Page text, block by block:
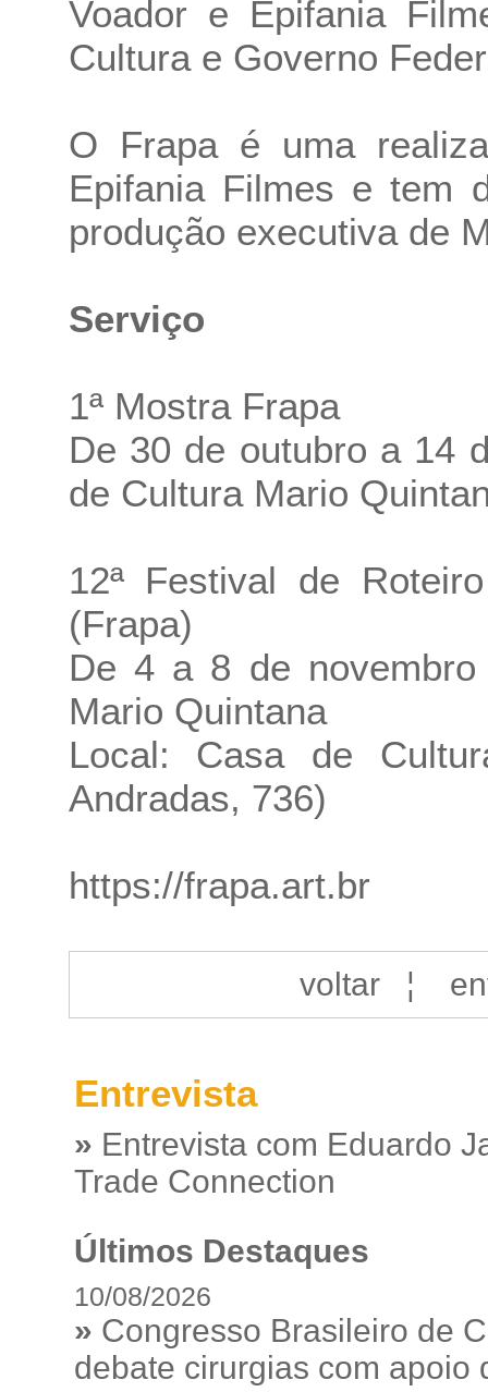
Voador e Epifania
Cultura e Governo
O Frapa é uma
Epifania Filmes e tem
produção executiva de
Serviço
1ª Mostra Frapa
De 30 de outubro a 14
de Cultura Mario
12ª Festival de
(Frapa)
De 4 a 8 de
Mario Quintana
Local: Casa de
Andradas, 736)
https://frapa.art.br
voltar¦
Entrevista
» Entrevista com Eduardo
Trade Connection
Últimos Destaques
10/08/2026
» Congresso Brasileiro de
debate cirurgias com apoio